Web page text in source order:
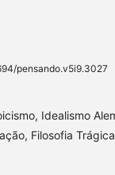
pensando.v5i9.3027
Idealismo
Filosofia Trágica